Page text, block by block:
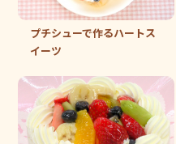
プチシューで作るハートス
イーツ